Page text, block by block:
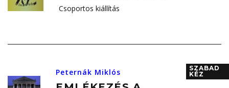
Csoportos kiállítás
Peternák Miklós
SZABAD
KÉZ